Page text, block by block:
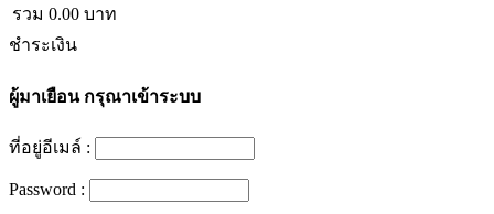
รวม 0.00 บาท
ชำระเงิน
ผู้มาเยือนกรุณาเข้าระบบ
ที่อยู่อีเมล์ :
Password :